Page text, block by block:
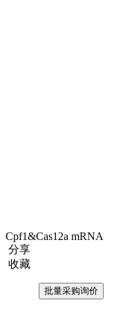
Cpf1&Cas12a mRNA
分享
收藏
批量采购询价